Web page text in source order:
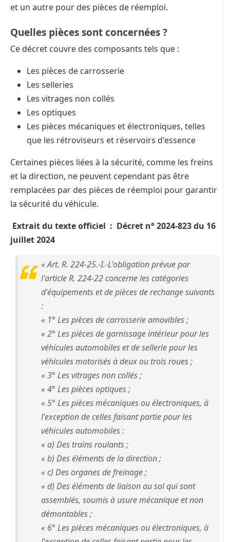
et un autre pour des pièces de réemploi.
Quelles pièces sont concernées ?
Ce décret couvre des composants tels que :
Les pièces de carrosserie
Les selleries
Les vitrages non collés
Les optiques
Les pièces mécaniques et électroniques, telles
que les rétroviseurs et réservoirs d'essence
Certaines pièces liées à la sécurité, comme les freins
et la direction, ne peuvent cependant pas être
remplacées par des pièces de réemploi pour garantir
la sécurité du véhicule.
Extrait du texte officiel : Décret n° 2024-823 du 16
juillet 2024
« Art. R. 224-25.-I.-L'obligation prévue par
l'article R. 224-22 concerne les catégories
d'équipements et de pièces de rechange suivants
:
« 1° Les pièces de carrosserie amovibles ;
« 2° Les pièces de garnissage intérieur pour les
véhicules automobiles et de sellerie pour les
véhicules motorisés à deux ou trois roues ;
« 3° Les vitrages non collés ;
« 4° Les pièces optiques ;
« 5° Les pièces mécaniques ou électroniques, à
l'exception de celles faisant partie pour les
véhicules automobiles :
« a) Des trains roulants ;
« b) Des éléments de la direction ;
« c) Des organes de freinage ;
« d) Des éléments de liaison au sol qui sont
assemblés, soumis à usure mécanique et non
démontables ;
« 6° Les pièces mécaniques ou électroniques, à